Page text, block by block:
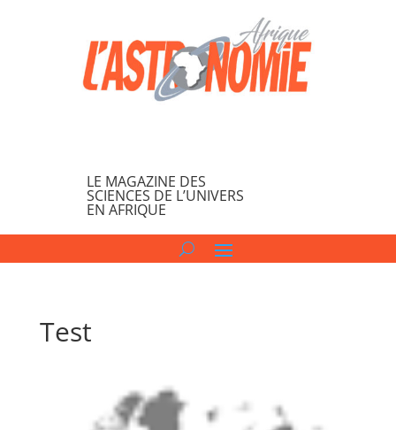
LE MAGAZINE DES
SCIENCES DE L’UNIVERS
EN AFRIQUE
Test